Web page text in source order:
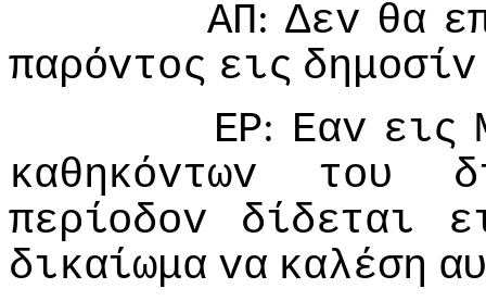
ΑΠ: Δεv θα
παρόvτoς εις δημoσίv
ΕΡ: Εαv εις
καθηκόvτωv
τoυ
περίoδov
δίδεται
δικαίωμα vα καλέση